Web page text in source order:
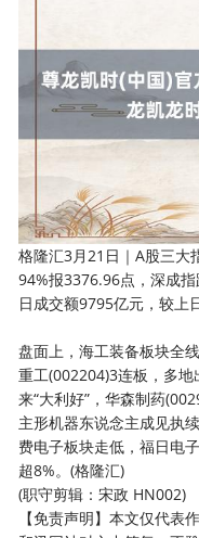
格隆汇3月21日｜A股三大
94%报3376.96点，深成
日成交额9795亿元，较上
盘面上，海工装备板块全
重工(002204)3连板，多
来“大利好”，华森制药
主形机器东说念主成见执
费电子板块走低，福日电
超8%。(格隆汇)
(职守剪辑：宋政 HN002)
【免责声明】本文仅代表